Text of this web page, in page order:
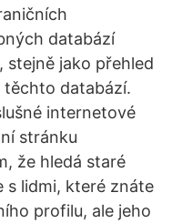
databází
stejně jako přehled
databází.
internetové
stránku
že hledá staré
s lidmi, které znáte
profilu, ale jeho